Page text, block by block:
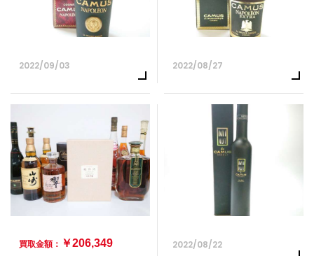
2022/09/03 2022/08/27
買取金額： ￥206,349
2022/08/22